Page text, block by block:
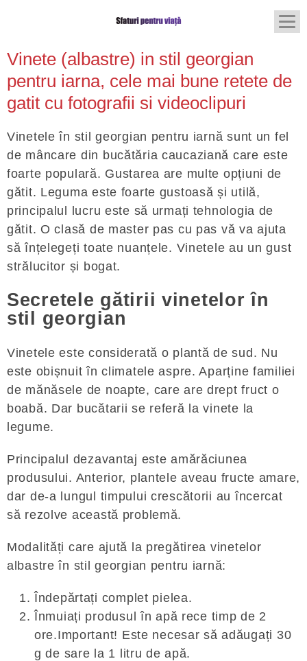
Vinete (albastre) in stil georgian
pentru iarna, cele mai bune retete de
gatit cu fotografii si videoclipuri
Vinetele în stil georgian pentru iarnă sunt un fel
de mâncare din bucătăria caucaziană care este
foarte populară. Gustarea are multe opțiuni de
gătit. Leguma este foarte gustoasă și utilă,
principalul lucru este să urmați tehnologia de
gătit. O clasă de master pas cu pas vă va ajuta
să înțelegeți toate nuanțele. Vinetele au un gust
strălucitor și bogat.
Secretele gătirii vinetelor în
stil georgian
Vinetele este considerată o plantă de sud. Nu
este obișnuit în climatele aspre. Aparține familiei
de mănăsele de noapte, care are drept fruct o
boabă. Dar bucătarii se referă la vinete la
legume.
Principalul dezavantaj este amărăciunea
produsului. Anterior, plantele aveau fructe amare,
dar de-a lungul timpului crescătorii au încercat
să rezolve această problemă.
Modalități care ajută la pregătirea vinetelor
albastre în stil georgian pentru iarnă:
Îndepărtați complet pielea.
Înmuiați produsul în apă rece timp de 2
ore.Important! Este necesar să adăugați 30
g de sare la 1 litru de apă.